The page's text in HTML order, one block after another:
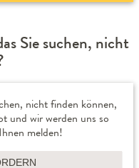
Sie suchen, nicht
nicht finden können,
und wir werden uns so
melden!